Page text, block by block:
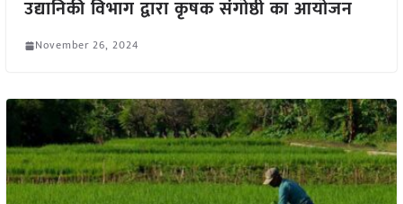
उद्यानिकी विभाग द्वारा कृषक संगोष्ठी का आयोजन
November 26, 2024